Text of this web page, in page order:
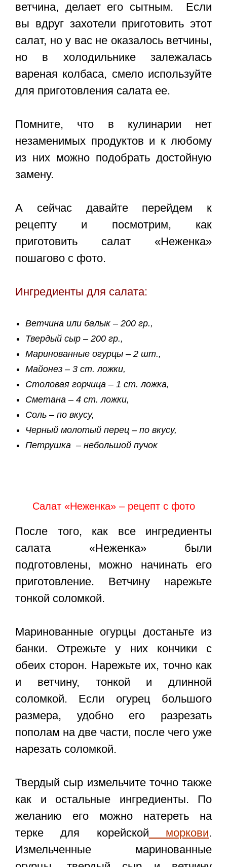
ветчина, делает его сытным. Если
вы вдруг захотели приготовить этот
салат, но у вас не оказалось ветчины,
но в холодильнике залежалась
вареная колбаса, смело используйте
для приготовления салата ее.
Помните, что в кулинарии нет
незаменимых продуктов и к любому
из них можно подобрать достойную
замену.
А сейчас давайте перейдем к
рецепту и посмотрим, как
приготовить салат «Неженка»
пошагово с фото.
Ингредиенты для салата:
Ветчина или балык – 200 гр.,
Твердый сыр – 200 гр.,
Маринованные огурцы – 2 шт.,
Майонез – 3 ст. ложки,
Столовая горчица – 1 ст. ложка,
Сметана – 4 ст. ложки,
Соль – по вкусу,
Черный молотый перец – по вкусу,
Петрушка – небольшой пучок
Салат «Неженка» – рецепт с фото
После того, как все ингредиенты
салата «Неженка» были
подготовлены, можно начинать его
приготовление. Ветчину нарежьте
тонкой соломкой.
Маринованные огурцы достаньте из
банки. Отрежьте у них кончики с
обеих сторон. Нарежьте их, точно как
и ветчину, тонкой и длинной
соломкой. Если огурец большого
размера, удобно его разрезать
пополам на две части, после чего уже
нарезать соломкой.
Твердый сыр измельчите точно также
как и остальные ингредиенты. По
желанию его можно натереть на
терке для корейской моркови.
Измельченные маринованные